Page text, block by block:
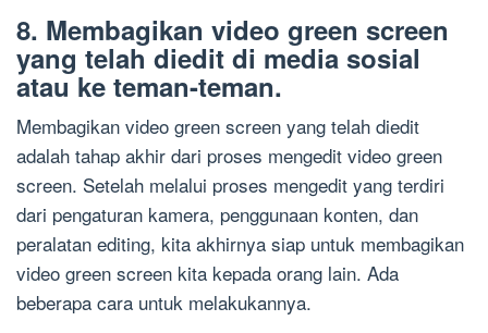
8. Membagikan video green screen
yang telah diedit di media sosial
atau ke teman-teman.
Membagikan video green screen yang telah diedit
adalah tahap akhir dari proses mengedit video green
screen. Setelah melalui proses mengedit yang terdiri
dari pengaturan kamera, penggunaan konten, dan
peralatan editing, kita akhirnya siap untuk membagikan
video green screen kita kepada orang lain. Ada
beberapa cara untuk melakukannya.